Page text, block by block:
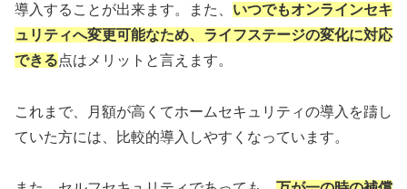
導入することが出来ます。また、 いつでもオンラインセキ
ュリティへ変更可能なため、ライフステージの変化に対応
できる点はメリットと言えます。
これまで、月額が高くてホームセキュリティの導入を躊し
ていた方には、比較的導入しやすくなっています。